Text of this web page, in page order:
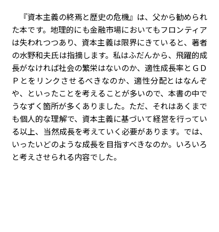
『資本主義の終焉と歴史の危機』は、父から勧められ
た本です。地理的にも金融市場においてもフロンティア
は失われつつあり、資本主義は限界にきていると、著者
の水野和夫氏は指摘します。私はふだんから、飛躍的成
長がなければ社会の繁栄はないのか、適性成長率とＧＤ
Ｐとをリンクさせるべきなのか、適性分配とはなんぞ
や、といったことを考えることが多いので、本書の中で
うなずく箇所が多くありました。ただ、それはあくまで
も個人的な理解で、資本主義に基づいて経営を行ってい
る以上、当然成長を考えていく必要があります。では、
いったいどのような成長を目指すべきなのか。いろいろ
と考えさせられる内容でした。